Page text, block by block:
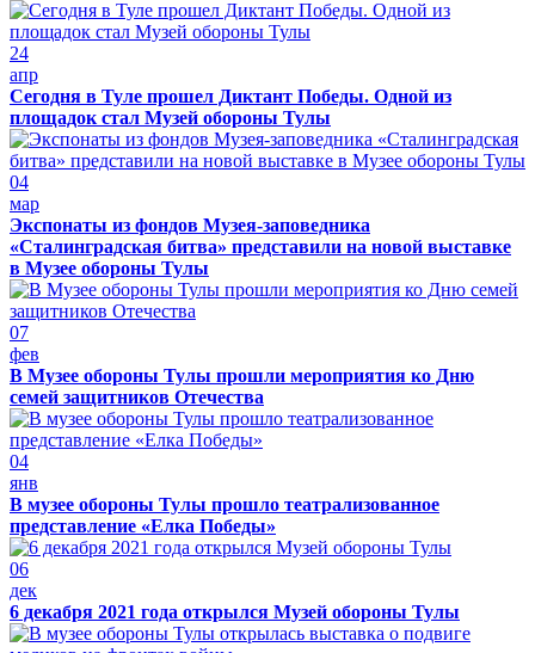
24
апр
Сегодня в Туле прошел Диктант Победы. Одной из
площадок стал Музей обороны Тулы
04
мар
Экспонаты из фондов Музея-заповедника
«Сталинградская битва» представили на новой выставке
в Музее обороны Тулы
07
фев
В Музее обороны Тулы прошли мероприятия ко Дню
семей защитников Отечества
04
янв
В музее обороны Тулы прошло театрализованное
представление «Елка Победы»
06
дек
6 декабря 2021 года открылся Музей обороны Тулы